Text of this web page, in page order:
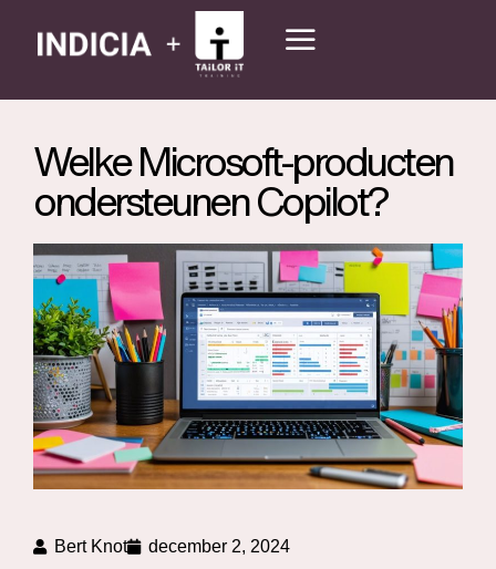
Welke Microsoft-producten
ondersteunen Copilot?
Bert Knot december 2, 2024